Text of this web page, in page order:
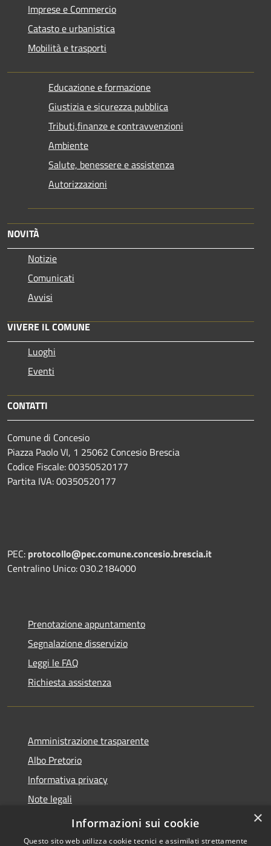
Imprese e Commercio
Catasto e urbanistica
Mobilità e trasporti
Educazione e formazione
Giustizia e sicurezza pubblica
Tributi,finanze e contravvenzioni
Ambiente
Salute, benessere e assistenza
Autorizzazioni
NOVITÀ
Notizie
Comunicati
Avvisi
VIVERE IL COMUNE
Luoghi
Eventi
CONTATTI
Comune di Concesio
Piazza Paolo VI, 1 25062 Concesio Brescia
Codice Fiscale: 00350520177
Partita IVA: 00350520177
PEC: protocollo@pec.comune.concesio.brescia.it
Centralino Unico: 030.2184000
Prenotazione appuntamento
Segnalazione disservizio
Leggi le FAQ
Richiesta assistenza
Amministrazione trasparente
Albo Pretorio
Informativa privacy
Note legali
Dichiarazione di accessibilità
×
Informazioni sui cookie
Questo sito web utilizza cookie tecnici e assimilati strettamente